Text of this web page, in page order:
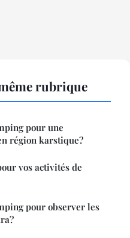
rubrique
pour une
région karstique?
vos activités de
pour observer les